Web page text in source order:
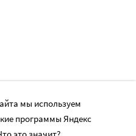
мы используем
программы Яндекс